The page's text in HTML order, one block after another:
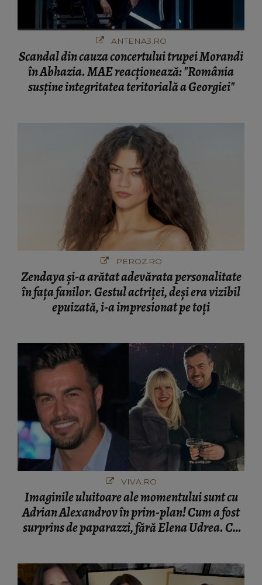
ANTENA3.RO
Scandal din cauza concertului trupei Morandi
în Abhazia. MAE reacționează: "România
susține integritatea teritorială a Georgiei"
PEROZ.RO
Zendaya și-a arătat adevărata personalitate
în fața fanilor. Gestul actriței, deși era vizibil
epuizată, i-a impresionat pe toți
VIVA.RO
Imaginile uluitoare ale momentului sunt cu
Adrian Alexandrov în prim-plan! Cum a fost
surprins de paparazzi, fără Elena Udrea. Cu